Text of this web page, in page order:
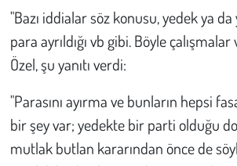
"Bazı iddialar söz konusu, yedek ya
para ayrıldığı vb gibi. Böyle
Özel, şu yanıtı verdi:
"Parasını ayırma ve bunların hepsi
bir şey var; yedekte bir parti olduğu
mutlak butlan kararından önce de